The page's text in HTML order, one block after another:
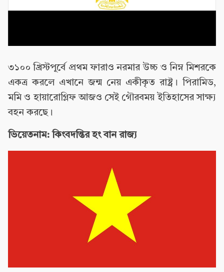
৩১০০ খ্রিস্টপূর্বে প্রথম ফারাও নরমার উচ্চ ও নিম্ন মিশরকে
একত্র করলে এখানে জন্ম নেয় একীকৃত রাষ্ট্র। পিরামিড,
মমি ও হায়ারোগ্লিফ আজও সেই গৌরবময় ইতিহাসের সাক্ষ্য
বহন করছে।
ভিয়েতনাম: কিংবদন্তির হং বান রাজ্য